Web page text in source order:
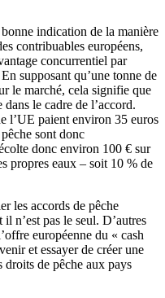
indication de la manière
contribuables européens,
concurrentiel par
supposant qu’une tonne de
le marché, cela signifie que
le cadre de l’accord.
l’UE paient environ 35 euros
sont donc
donc environ 100 € sur
propres eaux – soit 10 % de
les accords de pêche
n’est pas le seul. D’autres
européenne du « cash
et essayer de créer une
droits de pêche aux pays